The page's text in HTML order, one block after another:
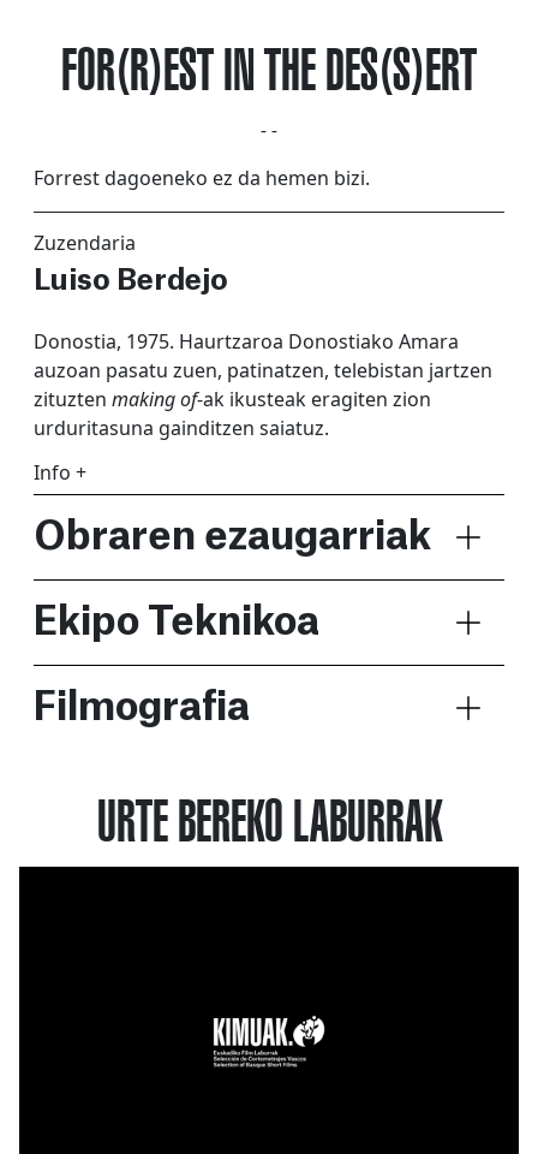
FOR(R)EST IN THE DES(S)ERT
- -
Forrest dagoeneko ez da hemen bizi.
Zuzendaria
Luiso Berdejo
Donostia, 1975. Haurtzaroa Donostiako Amara
auzoan pasatu zuen, patinatzen, telebistan jartzen
zituzten making of-ak ikusteak eragiten zion
urduritasuna gainditzen saiatuz.
Info +
Obraren ezaugarriak
Ekipo Teknikoa
Filmografia
URTE BEREKO LABURRAK